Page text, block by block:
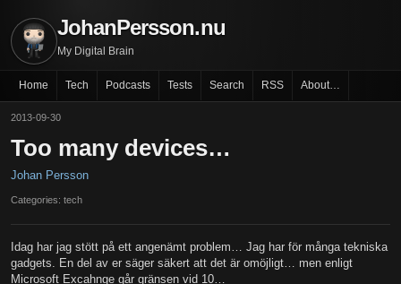
JohanPersson.nu
My Digital Brain
Home Tech Podcasts Tests Search RSS About…
2013-09-30
Too many devices…
Johan Persson
Categories: tech
Idag har jag stött på ett angenämt problem… Jag har för många tekniska
gadgets. En del av er säger säkert att det är omöjligt… men enligt
Microsoft Excahnge går gränsen vid 10…